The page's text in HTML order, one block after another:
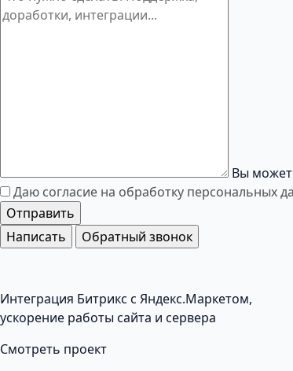
Вы
Даю согласие на обработку персональных
Отправить
Написать
Обратный звонок
Интеграция Битрикс с Яндекс.Маркетом,
ускорение работы сайта и сервера
Смотреть проект